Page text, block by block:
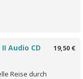
19,50 €
Audio CD
Reise durch